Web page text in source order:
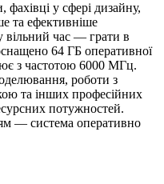
фахівці у сфері дизайну,
та ефективніше
вільний час — грати в
64 ГБ оперативної
з частотою 6000 МГц.
роботи з
та інших професійних
потужностей.
— система оперативно